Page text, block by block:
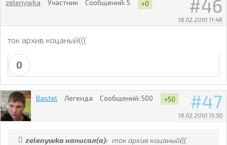
46
18.02.2010 11:46
zelenywka Участник Сообщений: 5 +0
ток архив коцаный(((
0
47
18.02.2010 15:50
Bastel Легенда Сообщений: 500 +50
zelenywka написал(а): ток архив коцаный(((